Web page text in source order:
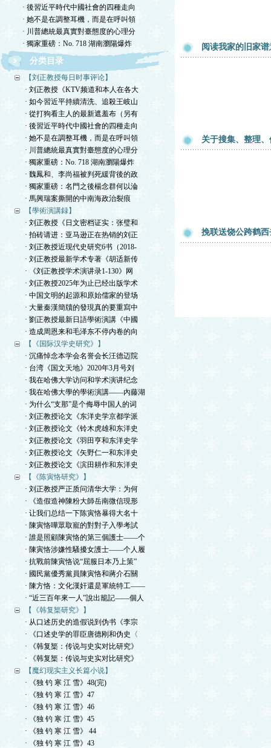
· 後習近平時代中國社會的四種走向
· 她不是在調整耳機，而是在呼叫領
· 川普總統最真實對臺態度的心理分
· 獨家重磅：No. 718 湖南瀏陽爆炸
分类目录
【刘正教授每日时事评论】
· 刘正教授《KTV频道和本人在各大
· 如今習近平持續清洗、追殺王岐山
· 從打狗看主人的最新遮羞布（另有
· 後習近平時代中國社會的四種走向
· 她不是在調整耳機，而是在呼叫領
· 川普總統最真實對臺態度的心理分
· 獨家重磅：No. 718 湖南瀏陽爆炸
· 魏鳳和、李尚福被判死緩背後的政
· 獨家重磅：名門之後楊念群何以淪
· 馬興瑞案撕開的中南海政治裂痕
【學術演講録】
· 刘正教授《日文密档证实：张璧和
· 拍砖请进：亚马逊正在热销的刘正
· 刘正教授近现代史研究6书（2018-
· 刘正教授最新学术专著《胡适新传
· 《刘正教授学术演讲录1-130》网
· 刘正教授2025年为止已经出版学术
· 中国文明的起源和原始儒家的登场
· 大量秦漢簡牘的發現真的要重寫中
· 劉正教授最新日語學術演講《中國
· 造成周恩来和毛泽东不停内卷的向
【《国际汉学史研究》】
· 沉痛悼念本学会名誉会长汪德迈院
· 台湾《国文天地》2020年3月号刘
· 我在哈佛大学访问和学术演讲纪念
· 我在哈佛大學的學術演講——內藤湖
· 为什么“支那”是个侮辱中国人的词
· 刘正教授论文《东洋史学京都学派
· 刘正教授论文《铃木虎雄和东洋史
· 刘正教授论文《羽田亨和东洋史学
· 刘正教授论文《矢野仁一和东洋史
· 刘正教授论文《滨田耕作和东洋史
【《陈寅恪研究》】
· 刘正教授严正质问清华大学：为何
· 《造假造神陳粉大師岳南微信現形
· 让我们总结一下陈寅恪暴得大名十
· 陳寅恪嘩眾取寵的對對子入學考試
· 誰是照顧陳寅恪的第三個護士——个
· 陳寅恪涉嫌性騷擾女護士——个人履
· 抗戰前陳寅恪说“屈服日本乃上策”
· 國民黨優秀黨員陳寅恪和蔣介石關
· 陳方恪：文化漢奸還是軍統特工——
· “近三百年來一人”說出籠記——個人
【《韩复榘研究》】
· 从口述历史的造假说到伪书《李宗
· 《口述史学的罪臣唐德刚和伪史〈
· 《韩复榘：传说与史实对比研究》
· 《韩复榘：传说与史实对比研究》
【魔幻现实主义长篇小说】
· 《独 钓 寒 江 雪》48(完)
· 《独 钓 寒 江 雪》47
· 《独 钓 寒 江 雪》46
· 《独 钓 寒 江 雪》45
· 《独 钓 寒 江 雪》 44
· 《独 钓 寒 江 雪》43
阅读我家的旧家
关于搜集、整理
挽联送饶公跨鹤西